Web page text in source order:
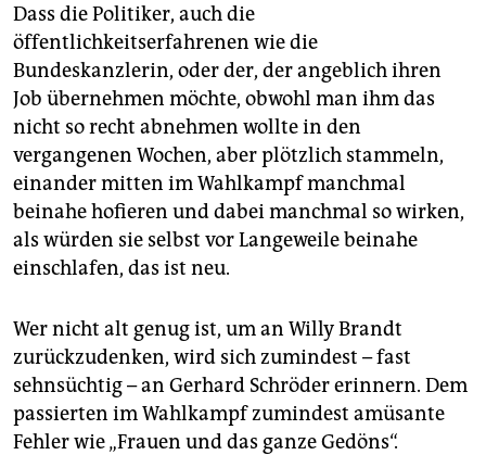
Dass die Politiker, auch die
öffentlichkeitserfahrenen wie die
Bundeskanzlerin, oder der, der angeblich ihren
Job übernehmen möchte, obwohl man ihm das
nicht so recht abnehmen wollte in den
vergangenen Wochen, aber plötzlich stammeln,
einander mitten im Wahlkampf manchmal
beinahe hofieren und dabei manchmal so wirken,
als würden sie selbst vor Langeweile beinahe
einschlafen, das ist neu.
Wer nicht alt genug ist, um an Willy Brandt
zurückzudenken, wird sich zumindest – fast
sehnsüchtig – an Gerhard Schröder erinnern. Dem
passierten im Wahlkampf zumindest amüsante
Fehler wie „Frauen und das ganze Gedöns“.